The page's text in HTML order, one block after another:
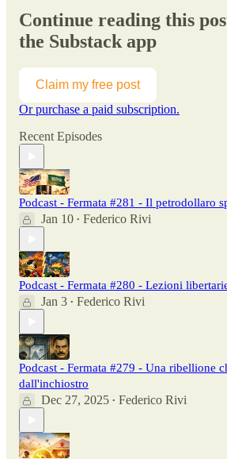
Continue reading this
the Substack app
Claim my free post
Or purchase a paid subscription.
Recent Episodes
Podcast - Fermata #281 - Il petrodollaro
Jan 10 • Federico Rivi
Podcast - Fermata #280 - Lezioni
Jan 3 • Federico Rivi
Podcast - Fermata #279 - Una ribellione
dall'inchiostro
Dec 27, 2025 • Federico Rivi